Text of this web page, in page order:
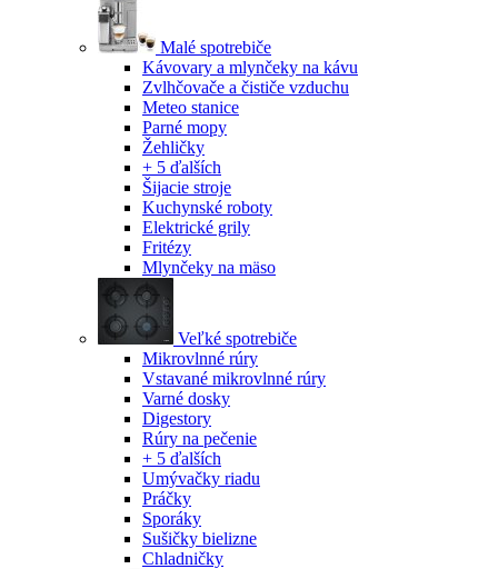
Malé spotrebiče
Kávovary a mlynčeky na kávu
Zvlhčovače a čističe vzduchu
Meteo stanice
Parné mopy
Žehličky
+ 5 ďalších
Šijacie stroje
Kuchynské roboty
Elektrické grily
Fritézy
Mlynčeky na mäso
Veľké spotrebiče
Mikrovlnné rúry
Vstavané mikrovlnné rúry
Varné dosky
Digestory
Rúry na pečenie
+ 5 ďalších
Umývačky riadu
Práčky
Sporáky
Sušičky bielizne
Chladničky